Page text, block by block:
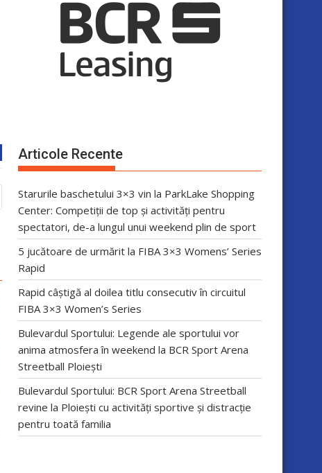
Articole Recente
Starurile baschetului 3×3 vin la ParkLake Shopping
Center: Competiții de top și activități pentru
spectatori, de-a lungul unui weekend plin de sport
5 jucătoare de urmărit la FIBA 3×3 Womens’ Series
Rapid
Rapid câștigă al doilea titlu consecutiv în circuitul
FIBA 3×3 Women’s Series
Bulevardul Sportului: Legende ale sportului vor
anima atmosfera în weekend la BCR Sport Arena
Streetball Ploiești
Bulevardul Sportului: BCR Sport Arena Streetball
revine la Ploiești cu activități sportive și distracție
pentru toată familia